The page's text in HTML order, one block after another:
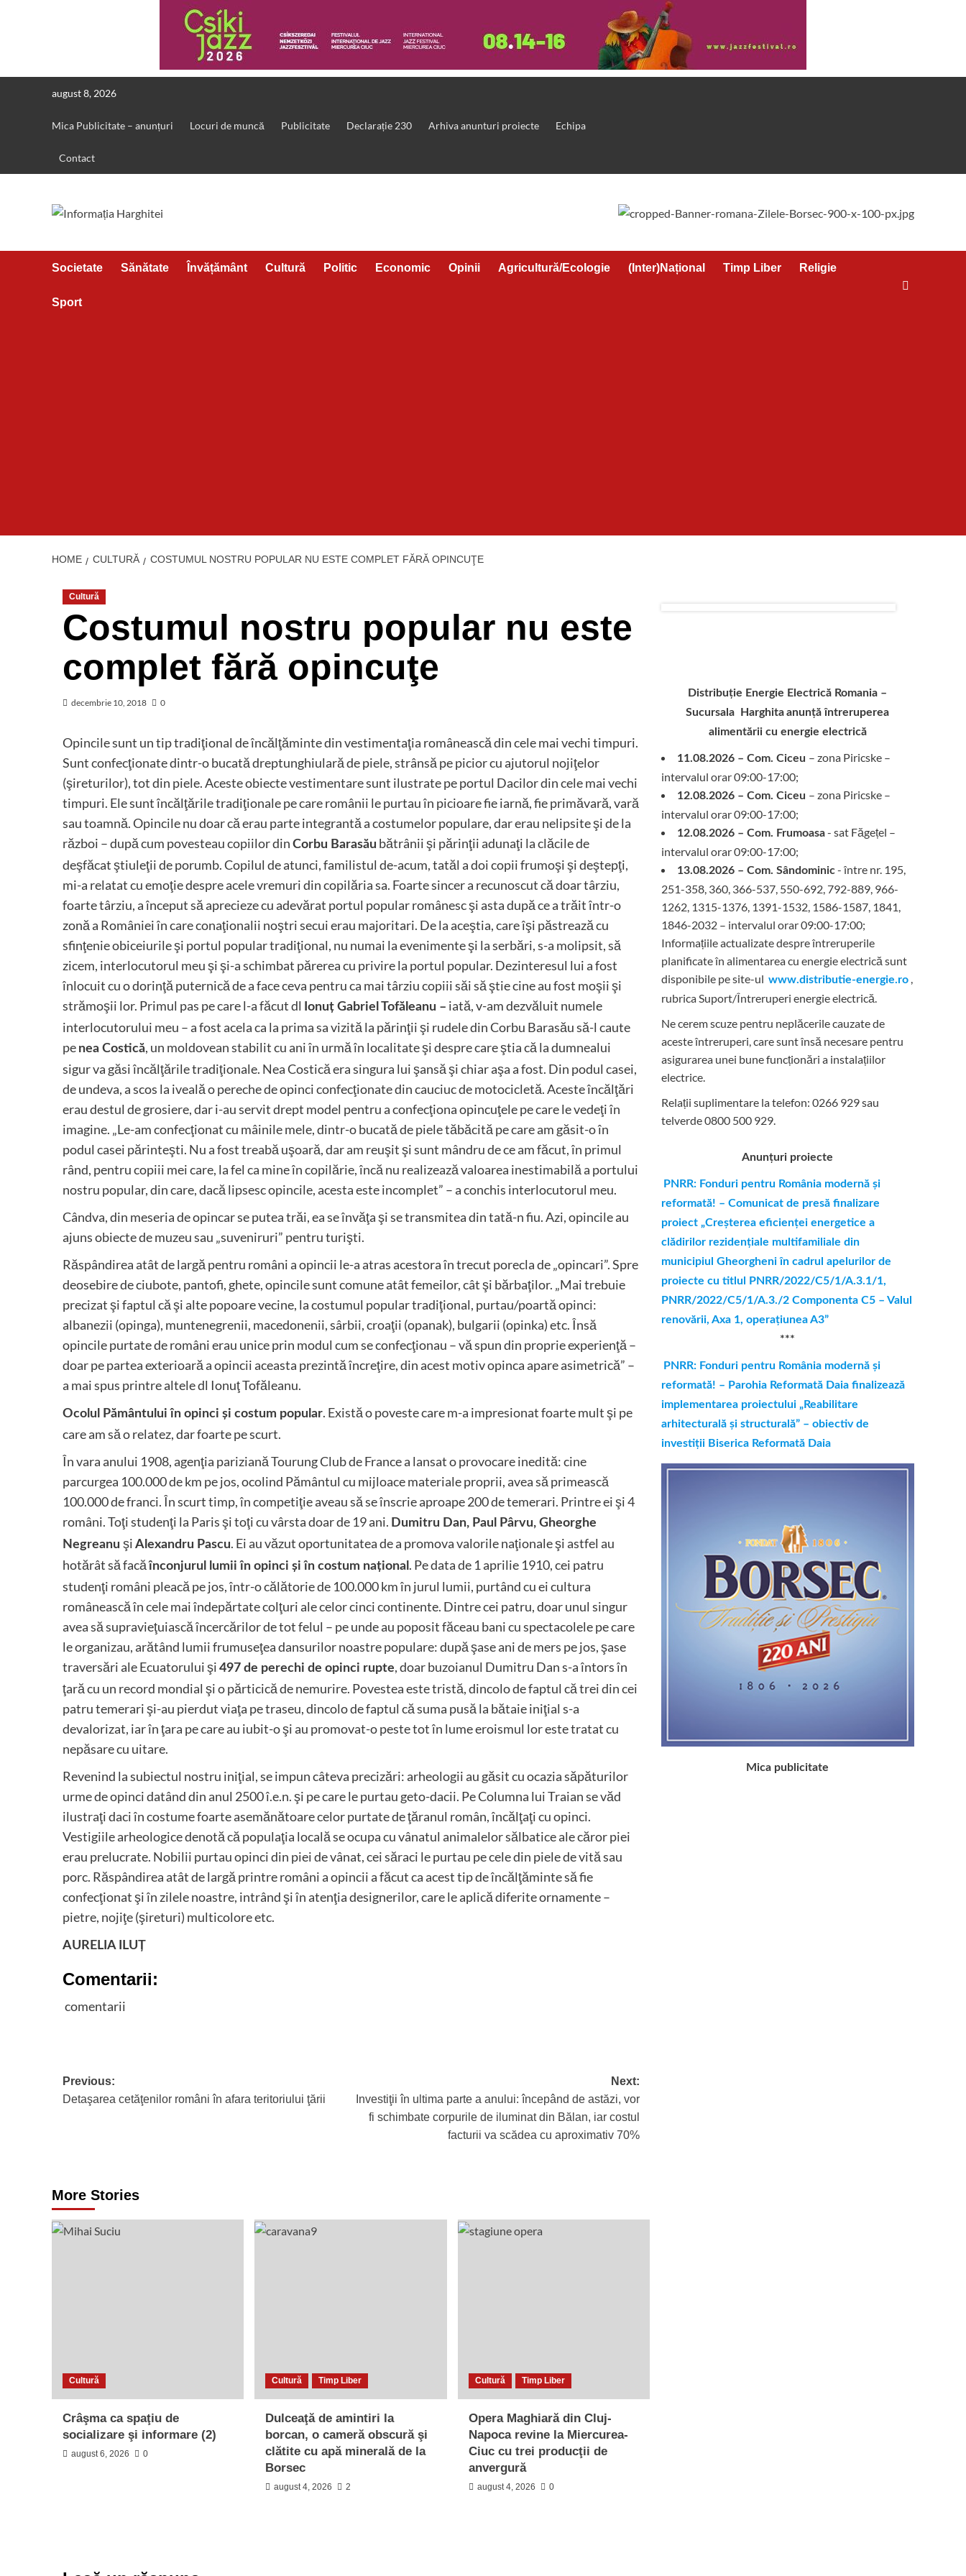
august 8, 2026
Mica Publicitate – anunțuri Locuri de muncă Publicitate Declarație 230 Arhiva anunturi proiecte Echipa
Contact
Societate Sănătate Învățământ Cultură Politic Economic Opinii Agricultură/Ecologie (Inter)Național Timp Liber Religie
Sport
HOME CULTURĂ COSTUMUL NOSTRU POPULAR NU ESTE COMPLET FĂRĂ OPINCUŢE
Cultură
Costumul nostru popular nu este
complet fără opincuţe
decembrie 10, 2018 0
Opincile sunt un tip tradiţional de încălţăminte din vestimentaţia românească din cele mai vechi timpuri.
Sunt confecţionate dintr-o bucată dreptunghiulară de piele, strânsă pe picior cu ajutorul nojiţelor
(şireturilor), tot din piele. Aceste obiecte vestimentare sunt ilustrate pe portul Dacilor din cele mai vechi
timpuri. Ele sunt încălţările tradiţionale pe care românii le purtau în picioare fie iarnă, fie primăvară, vară
sau toamnă. Opincile nu doar că erau parte integrantă a costumelor populare, dar erau nelipsite şi de la
război – după cum povesteau copiilor din Corbu Barasău bătrânii şi părinţii adunaţi la clăcile de
deşfăcat ştiuleţii de porumb. Copilul de atunci, familistul de-acum, tatăl a doi copii frumoşi şi deştepţi,
mi-a relatat cu emoţie despre acele vremuri din copilăria sa. Foarte sincer a recunoscut că doar târziu,
foarte târziu, a început să aprecieze cu adevărat portul popular românesc şi asta după ce a trăit într-o
zonă a României în care conaţionalii noştri secui erau majoritari. De la aceştia, care îşi păstrează cu
sfinţenie obiceiurile şi portul popular tradiţional, nu numai la evenimente şi la serbări, s-a molipsit, să
zicem, interlocutorul meu şi şi-a schimbat părerea cu privire la portul popular. Dezinteresul lui a fost
înlocuit cu o dorinţă puternică de a face ceva pentru ca mai târziu copiii săi să ştie cine au fost moşii şi
strămoşii lor. Primul pas pe care l-a făcut dl Ionuţ Gabriel Tofăleanu – iată, v-am dezvăluit numele
interlocutorului meu – a fost acela ca la prima sa vizită la părinţii şi rudele din Corbu Barasău să-l caute
pe nea Costică, un moldovean stabilit cu ani în urmă în localitate şi despre care ştia că la dumnealui
sigur va găsi încălţările tradiţionale. Nea Costică era singura lui şansă şi chiar aşa a fost. Din podul casei,
de undeva, a scos la iveală o pereche de opinci confecţionate din cauciuc de motocicletă. Aceste încălţări
erau destul de grosiere, dar i-au servit drept model pentru a confecţiona opincuţele pe care le vedeţi în
imagine. „Le-am confecţionat cu mâinile mele, dintr-o bucată de piele tăbăcită pe care am găsit-o în
podul casei părinteşti. Nu a fost treabă uşoară, dar am reuşit şi sunt mândru de ce am făcut, în primul
rând, pentru copiii mei care, la fel ca mine în copilărie, încă nu realizează valoarea inestimabilă a portului
nostru popular, din care, dacă lipsesc opincile, acesta este incomplet” – a conchis interlocutorul meu.
Cândva, din meseria de opincar se putea trăi, ea se învăţa şi se transmitea din tată-n fiu. Azi, opincile au
ajuns obiecte de muzeu sau „suveniruri” pentru turişti.
Răspândirea atât de largă pentru români a opincii le-a atras acestora în trecut porecla de „opincari”. Spre
deosebire de ciubote, pantofi, ghete, opincile sunt comune atât femeilor, cât şi bărbaţilor. „Mai trebuie
precizat şi faptul că şi alte popoare vecine, la costumul popular tradiţional, purtau/poartă opinci:
albanezii (opinga), muntenegrenii, macedonenii, sârbii, croaţii (opanak), bulgarii (opinka) etc. Însă
opincile purtate de români erau unice prin modul cum se confecţionau – vă spun din proprie experienţă –
doar pe partea exterioară a opincii aceasta prezintă încreţire, din acest motiv opinca apare asimetrică” –
a mai spus printre altele dl Ionuţ Tofăleanu.
Ocolul Pământului în opinci şi costum popular. Există o poveste care m-a impresionat foarte mult şi pe
care am să o relatez, dar foarte pe scurt.
În vara anului 1908, agenţia pariziană Tourung Club de France a lansat o provocare inedită: cine
parcurgea 100.000 de km pe jos, ocolind Pământul cu mijloace materiale proprii, avea să primească
100.000 de franci. În scurt timp, în competiţie aveau să se înscrie aproape 200 de temerari. Printre ei şi 4
români. Toţi studenţi la Paris şi toţi cu vârsta doar de 19 ani. Dumitru Dan, Paul Pârvu, Gheorghe
Negreanu şi Alexandru Pascu. Ei au văzut oportunitatea de a promova valorile naţionale şi astfel au
hotărât să facăînconjurul lumii în opinci şi în costum naţional . Pe data de 1 aprilie 1910, cei patru
studenţi români pleacă pe jos, într-o călătorie de 100.000 km în jurul lumii, purtând cu ei cultura
românească în cele mai îndepărtate colţuri ale celor cinci continente. Dintre cei patru, doar unul singur
avea să supravieţuiască încercărilor de tot felul – pe unde au poposit făceau bani cu spectacolele pe care
le organizau, arătând lumii frumuseţea dansurilor noastre populare: după şase ani de mers pe jos, şase
traversări ale Ecuatorului şi 497 de perechi de opinci rupte, doar buzoianul Dumitru Dan s-a întors în
ţară cu un record mondial şi o părticică de nemurire. Povestea este tristă, dincolo de faptul că trei din cei
patru temerari şi-au pierdut viaţa pe traseu, dincolo de faptul că suma pusă la bătaie iniţial s-a
devalorizat, iar în ţara pe care au iubit-o şi au promovat-o peste tot în lume eroismul lor este tratat cu
nepăsare cu uitare.
Revenind la subiectul nostru iniţial, se impun câteva precizări: arheologii au găsit cu ocazia săpăturilor
urme de opinci datând din anul 2500 î.e.n. şi pe care le purtau geto-dacii. Pe Columna lui Traian se văd
ilustraţi daci în costume foarte asemănătoare celor purtate de ţăranul român, încălţaţi cu opinci.
Vestigiile arheologice denotă că populaţia locală se ocupa cu vânatul animalelor sălbatice ale căror piei
erau prelucrate. Nobilii purtau opinci din piei de vânat, cei săraci le purtau pe cele din piele de vită sau
porc. Răspândirea atât de largă printre români a opincii a făcut ca acest tip de încălţăminte să fie
confecţionat şi în zilele noastre, intrând şi în atenţia designerilor, care le aplică diferite ornamente –
pietre, nojiţe (şireturi) multicolore etc.
AURELIA ILUŢ
Comentarii:
comentarii
Post
navigation
Previous:
Detaşarea cetăţenilor români în afara teritoriului ţării
Next:
Investiţii în ultima parte a anului: începând de astăzi, vor
fi schimbate corpurile de iluminat din Bălan, iar costul
facturii va scădea cu aproximativ 70%
More Stories
Cultură
Crâşma ca spaţiu de
socializare şi informare (2)
august 6, 2026 0
Cultură Timp Liber
Dulceaţă de amintiri la
borcan, o cameră obscură şi
clătite cu apă minerală de la
Borsec
august 4, 2026 2
Cultură Timp Liber
Opera Maghiară din Cluj-
Napoca revine la Miercurea-
Ciuc cu trei producţii de
anvergură
august 4, 2026 0
Distribuție Energie Electrică Romania –
Sucursala Harghita anunță întreruperea
alimentării cu energie electrică
11.08.2026 – Com. Ciceu – zona Piricske –
intervalul orar 09:00-17:00;
12.08.2026 – Com. Ciceu – zona Piricske –
intervalul orar 09:00-17:00;
12.08.2026 – Com. Frumoasa- sat Făgețel –
intervalul orar 09:00-17:00;
13.08.2026 – Com. Sândominic- între nr. 195,
251-358, 360, 366-537, 550-692, 792-889, 966-
1262, 1315-1376, 1391-1532, 1586-1587, 1841,
1846-2032 – intervalul orar 09:00-17:00;
Informațiile actualizate despre întreruperile
planificate în alimentarea cu energie electrică sunt
disponibile pe site-ul www.distributie-energie.ro ,
rubrica Suport/Întreruperi energie electrică.
Ne cerem scuze pentru neplăcerile cauzate de
aceste întreruperi, care sunt însă necesare pentru
asigurarea unei bune funcționări a instalațiilor
electrice.
Relații suplimentare la telefon: 0266 929 sau
telverde 0800 500 929.
Anunțuri proiecte
PNRR: Fonduri pentru România modernă şi
reformată! – Comunicat de presă finalizare
proiect „Creşterea eficienţei energetice a
clădirilor rezidenţiale multifamiliale din
municipiul Gheorgheni în cadrul apelurilor de
proiecte cu titlul PNRR/2022/C5/1/A.3.1/1,
PNRR/2022/C5/1/A.3./2 Componenta C5 – Valul
renovării, Axa 1, operaţiunea A3”
***
PNRR: Fonduri pentru România modernă și
reformată! – Parohia Reformată Daia finalizează
implementarea proiectului „Reabilitare
arhitecturală și structurală” – obiectiv de
investiții Biserica Reformată Daia
Mica publicitate